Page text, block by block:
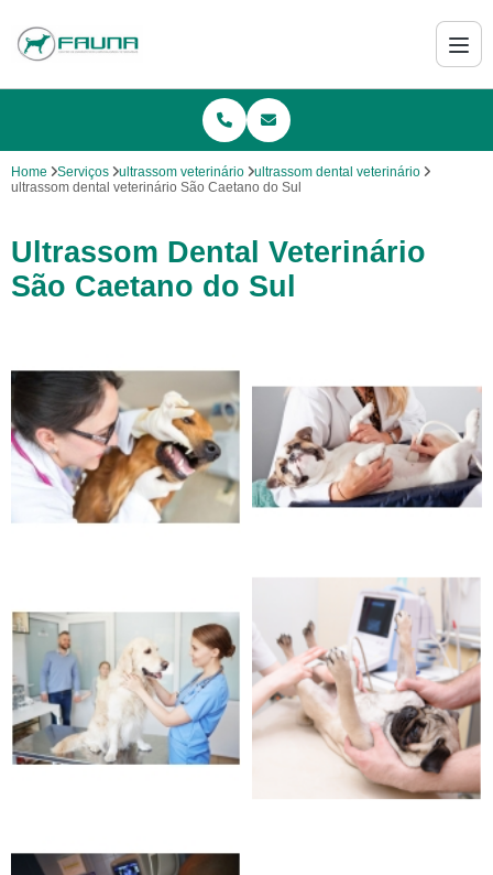
Home Serviços ultrassom veterinário
ultrassom dental veterinário
ultrassom dental veterinário São Caetano do Sul
Ultrassom Dental Veterinário
São Caetano do Sul